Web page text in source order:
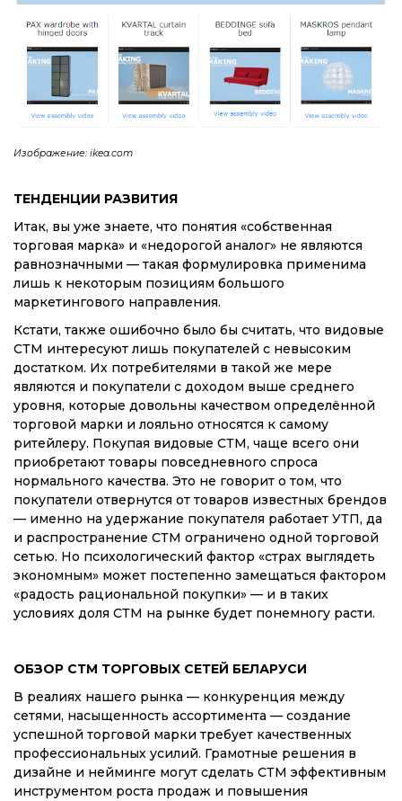
Изображение: ikea.com
ТЕНДЕНЦИИ РАЗВИТИЯ
Итак, вы уже знаете, что понятия «собственная
торговая марка» и «недорогой аналог» не являются
равнозначными — такая формулировка применима
лишь к некоторым позициям большого
маркетингового направления.
Кстати, также ошибочно было бы считать, что видовые
СТМ интересуют лишь покупателей с невысоким
достатком. Их потребителями в такой же мере
являются и покупатели с доходом выше среднего
уровня, которые довольны качеством определённой
торговой марки и лояльно относятся к самому
ритейлеру. Покупая видовые СТМ, чаще всего они
приобретают товары повседневного спроса
нормального качества. Это не говорит о том, что
покупатели отвернутся от товаров известных брендов
— именно на удержание покупателя работает УТП, да
и распространение СТМ ограничено одной торговой
сетью. Но психологический фактор «страх выглядеть
экономным» может постепенно замещаться фактором
«радость рациональной покупки» — и в таких
условиях доля СТМ на рынке будет понемногу расти.
ОБЗОР СТМ ТОРГОВЫХ СЕТЕЙ БЕЛАРУСИ
В реалиях нашего рынка — конкуренция между
сетями, насыщенность ассортимента — создание
успешной торговой марки требует качественных
профессиональных усилий. Грамотные решения в
дизайне и нейминге могут сделать СТМ эффективным
инструментом роста продаж и повышения